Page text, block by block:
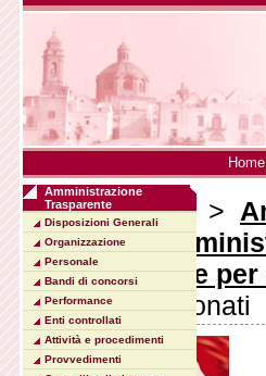
Home
Sei in:Home>
Atti delle
distintamente
rifiuti abbandonati
Amministrazione
Trasparente
Disposizioni Generali
Organizzazione
Personale
Bandi di concorsi
Performance
Enti controllati
Attività e procedimenti
Provvedimenti